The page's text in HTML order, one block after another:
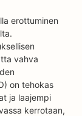
erottuminen
vahva
on tehokas
ja laajempi
kerrotaan,